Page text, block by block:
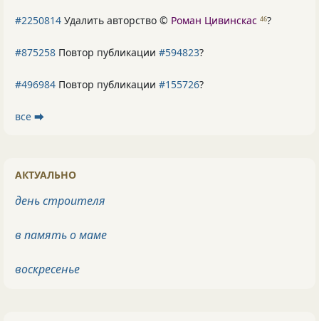
#2250814 Удалить авторство © Роман Цивинскас 46?
#875258 Повтор публикации #594823?
#496984 Повтор публикации #155726?
все ⮕
АКТУАЛЬНО
день строителя
в память о маме
воскресенье